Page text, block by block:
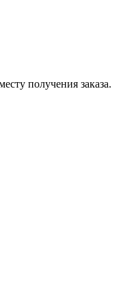
получения заказа.